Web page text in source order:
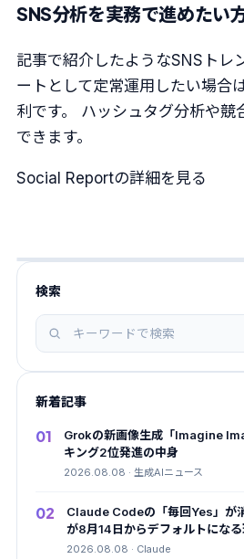
SNS分析を実務で進めたい
記事で紹介したようなSNSトレ
ートとして定常運用したい場合
利です。 ハッシュタグ分析や競
できます。
Social Reportの詳細を見る
検索
記
事
を
検
索
新着記事
01
Grokの新画像生成「Imagine
キング2位発進の中身
2026.08.08 · 生成AIニュース
02
Claude Codeの「毎回Yes」
が8月14日からデフォルトになる
2026.08.08 · Claude